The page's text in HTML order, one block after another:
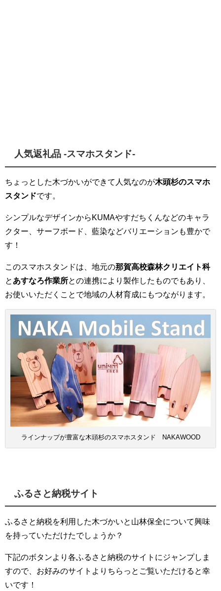
人気返礼品 -スマホスタンド-
ちょっとした木づかいができて人気なのが木頭杉のスマホ
スタンドです。
シンプルなデザインからKUMAやすだちくんなどのキャラ
クター、サーフボード、藍染などバリエーションも豊かで
す！
このスマホスタンドは、地元の那賀高校森林クリエイト科
と あすなろ作業所との連携により製作したものでもあり、
お使いいただくことで地域の人材育成にもつながります。
ラインナップが豊富な木頭杉のスマホスタンド NAKAWOOD
ふるさと納税サイト
ふるさと納税を利用した木づかいと山林保全について興味
を持っていただけたでしょうか？
下記のボタンより各ふるさと納税のサイトにジャンプしま
すので、お好みのサイトよりちらっとご覧いただけると幸
いです！